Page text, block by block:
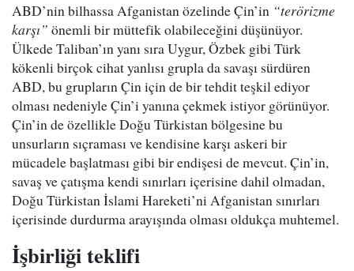
ABD’nin bilhassa Afganistan özelinde Çin’in “terörizme
karşı” önemli bir müttefik olabileceğini düşünüyor.
Ülkede Taliban’ın yanı sıra Uygur, Özbek gibi Türk
kökenli birçok cihat yanlısı grupla da savaşı sürdüren
ABD, bu grupların Çin için de bir tehdit teşkil ediyor
olması nedeniyle Çin’i yanına çekmek istiyor görünüyor.
Çin’in de özellikle Doğu Türkistan bölgesine bu
unsurların sıçraması ve kendisine karşı askeri bir
mücadele başlatması gibi bir endişesi de mevcut. Çin’in,
savaş ve çatışma kendi sınırları içerisine dahil olmadan,
Doğu Türkistan İslami Hareketi’ni Afganistan sınırları
içerisinde durdurma arayışında olması oldukça muhtemel.
İşbirliği teklifi